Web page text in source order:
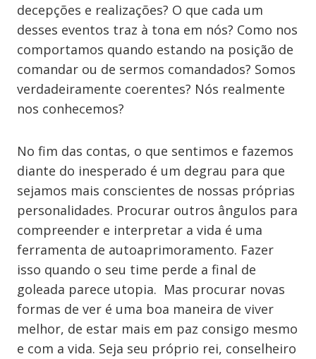
decepções e realizações? O que cada um
desses eventos traz à tona em nós? Como nos
comportamos quando estando na posição de
comandar ou de sermos comandados? Somos
verdadeiramente coerentes? Nós realmente
nos conhecemos?
No fim das contas, o que sentimos e fazemos
diante do inesperado é um degrau para que
sejamos mais conscientes de nossas próprias
personalidades. Procurar outros ângulos para
compreender e interpretar a vida é uma
ferramenta de autoaprimoramento. Fazer
isso quando o seu time perde a final de
goleada parece utopia. Mas procurar novas
formas de ver é uma boa maneira de viver
melhor, de estar mais em paz consigo mesmo
e com a vida. Seja seu próprio rei, conselheiro